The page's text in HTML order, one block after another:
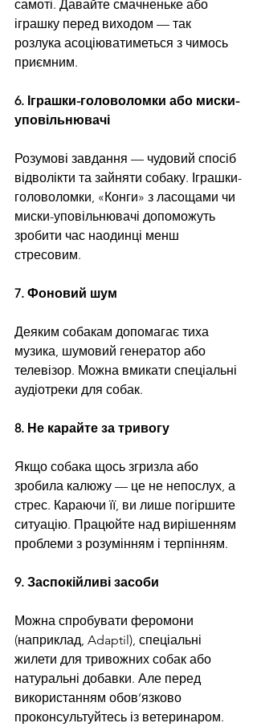
самоті. Давайте смачненьке або
іграшку перед виходом — так
розлука асоціюватиметься з чимось
приємним.
6. Іграшки-головоломки або миски-
уповільнювачі
Розумові завдання — чудовий спосіб
відволікти та зайняти собаку. Іграшки-
головоломки, «Конги» з ласощами чи
миски-уповільнювачі допоможуть
зробити час наодинці менш
стресовим.
7. Фоновий шум
Деяким собакам допомагає тиха
музика, шумовий генератор або
телевізор. Можна вмикати спеціальні
аудіотреки для собак.
8. Не карайте за тривогу
Якщо собака щось згризла або
зробила калюжу — це не непослух, а
стрес. Караючи її, ви лише погіршите
ситуацію. Працюйте над вирішенням
проблеми з розумінням і терпінням.
9. Заспокійливі засоби
Можна спробувати феромони
(наприклад, Adaptil), спеціальні
жилети для тривожних собак або
натуральні добавки. Але перед
використанням обов’язково
проконсультуйтесь із ветеринаром.